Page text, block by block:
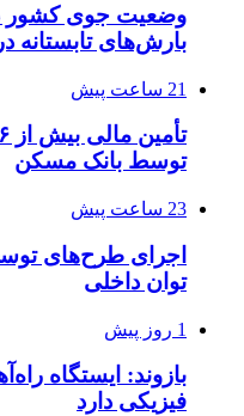
بارش‌های تابستانه در راه
21 ساعت پیش
توسط بانک مسکن
23 ساعت پیش
اجرای طرح‌های
توان داخلی
1 روز پیش
فیزیکی دارد